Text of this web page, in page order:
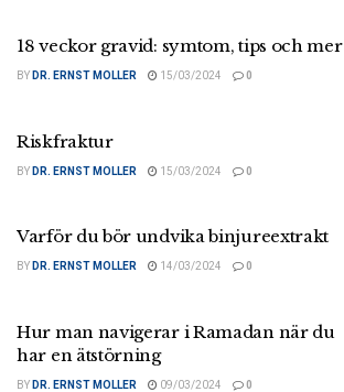
18 veckor gravid: symtom, tips och mer
BY DR. ERNST MOLLER 15/03/2024 0
Riskfraktur
BY DR. ERNST MOLLER 15/03/2024 0
Varför du bör undvika binjureextrakt
BY DR. ERNST MOLLER 14/03/2024 0
Hur man navigerar i Ramadan när du
har en ätstörning
BY DR. ERNST MOLLER 09/03/2024 0